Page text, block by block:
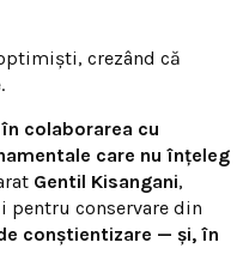
crezând că
colaborarea cu
care nu înțeleg
Gentil Kisangani,
conservare din
conștientizare — și, în